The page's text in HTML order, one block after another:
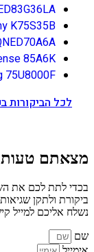
K75S35B
85A6K
75U8000F
לכל הביקורות
מצאתם
בכדי לתת לכם את
ביקורת ולתקן
נשלח אליכם למייל
שם